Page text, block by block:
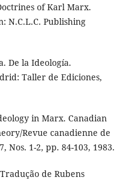
of Karl Marx.
N.C.L.C. Publishing
De la Ideología.
Taller de Ediciones,
in Marx. Canadian
Revue canadienne de
Nos. 1-2, pp. 84-103, 1983.
de Rubens